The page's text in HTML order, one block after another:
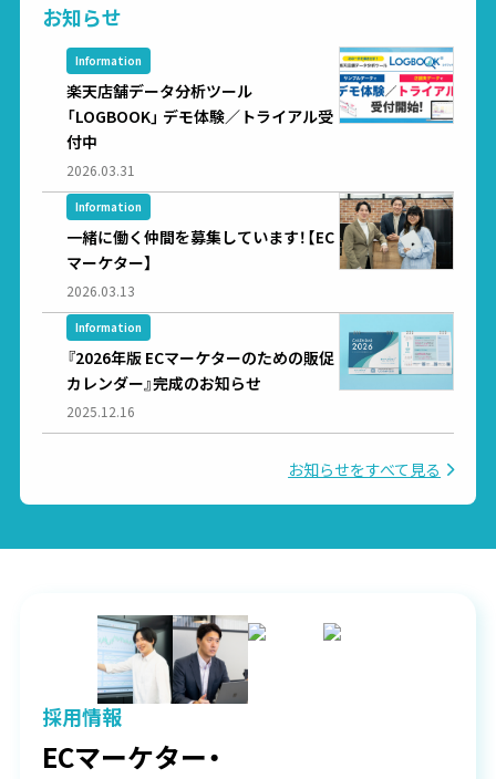
お知らせ
Information
楽天店舗データ分析ツール
「LOGBOOK」 デモ体験／トライアル受
付中
2026.03.31
Information
一緒に働く仲間を募集しています！【EC
マーケター】
2026.03.13
Information
『2026年版 ECマーケターのための販促
カレンダー』完成のお知らせ
2025.12.16
お知らせをすべて見る
採用情報
ECマーケター・